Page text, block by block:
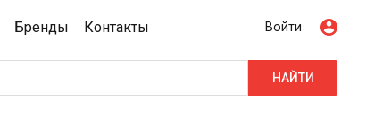
Бренды Контакты Войти
НАЙТИ